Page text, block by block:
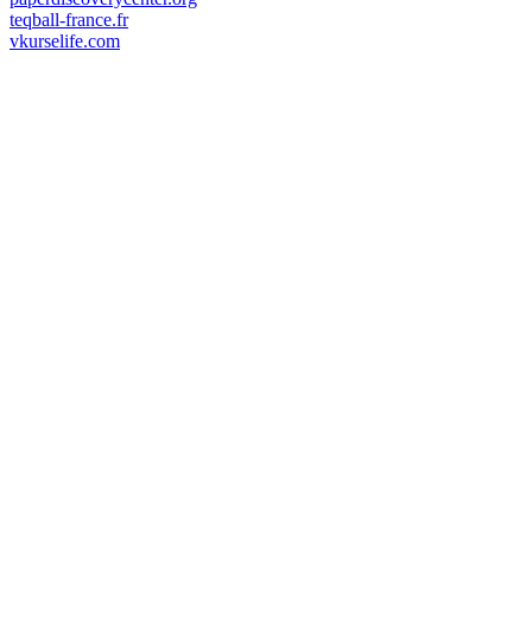
teqball-france.fr
vkurselife.com